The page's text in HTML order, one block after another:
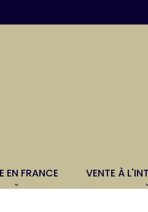
EN FRANCE VENTE À